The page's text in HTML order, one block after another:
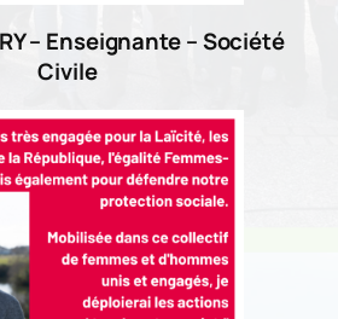
– Enseignante – Société
Civile